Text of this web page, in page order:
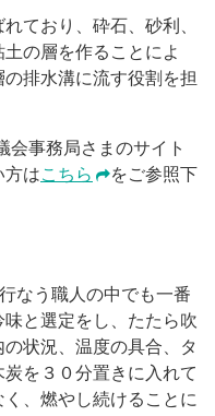
れており、砕石、砂利、
の層を作ることによ
排水溝に流す役割を担
会事務局さまのサイト
方はこちら
をご参照下
なう職人の中でも一番
と選定をし、たたら吹
状況、温度の具合、タ
を３０分置きに入れて
、燃やし続けることに